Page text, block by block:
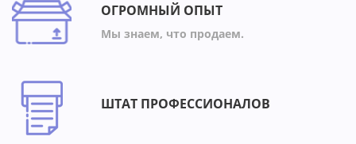
ОГРОМНЫЙ ОПЫТ
Мы знаем, что продаем.
ШТАТ ПРОФЕССИОНАЛОВ